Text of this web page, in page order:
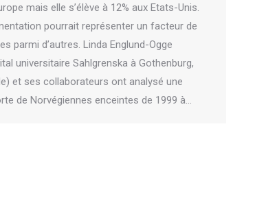
mais elle s’élève à 12% aux Etats-Unis.
pourrait représenter un facteur de
parmi d’autres. Linda Englund-Ogge
universitaire Sahlgrenska à Gothenburg,
et ses collaborateurs ont analysé une
de Norvégiennes enceintes de 1999 à…